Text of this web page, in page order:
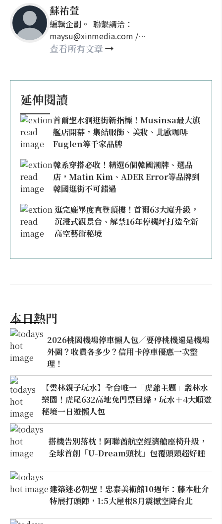
蘇祐萱
編輯企劃。 聯繫請洽：
maysu@xinmedia.com /
may860527@gmail.com
查看所有文章
延伸閱讀
首爾聖水洞逛街新指標！Musinsa最大旗
艦店開幕，集結服飾、美妝、北歐咖啡
Fuglen等千家品牌
韓系穿搭必收！精選6個韓國潮牌、選品
店，Matin Kim、ADER Error等品牌到
韓國逛街不可錯過
逛完龐畢度直登頂樓！首爾63大廈升級，
沉浸式觀景台、解禁16年停機坪打造全新
高空藝術秘境
本日熱門
2026桃園機場停車懶人包／要停桃機還是機場
外圍？收費各多少？信用卡停車優惠一次整
理！
【雲林親子玩水】全台唯一「虎爺主題」叢林水
樂園！虎尾632高地免門票回歸，玩水＋4大順遊
秘境一日遊懶人包
搭機告別落枕！阿聯酋航空經濟艙座椅升級，
全球首創「U-Dream頭枕」包覆頭頸超好睡
建築迷必朝聖！忠泰美術館10週年：藤本壯介
特展打頭陣，1:5大屋根8月震撼空降台北